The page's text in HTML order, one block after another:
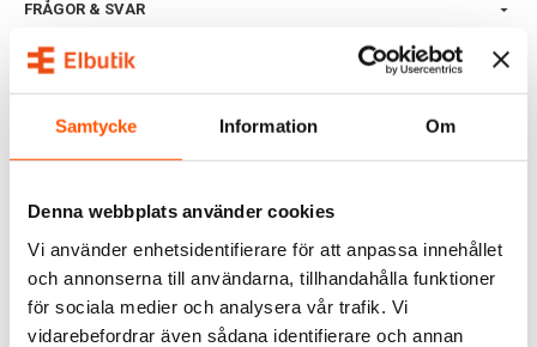
Samtycke Information Om
Denna webbplats använder cookies
Vi använder enhetsidentifierare för att anpassa innehållet
och annonserna till användarna, tillhandahålla funktioner
för sociala medier och analysera vår trafik. Vi
vidarebefordrar även sådana identifierare och annan
FRÅGOR & SVAR
ALTERNATIVA PRODUKTER